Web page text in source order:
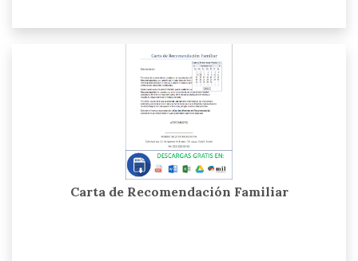
Carta de Recomendación Familiar